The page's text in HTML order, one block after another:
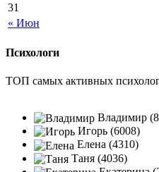
« Июн
31
Психологи
ТОП самых активных
Владимир
Игорь (6008)
Елена (4310)
Таня (4036)